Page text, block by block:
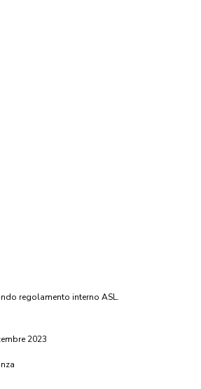
regolamento interno ASL.
2023